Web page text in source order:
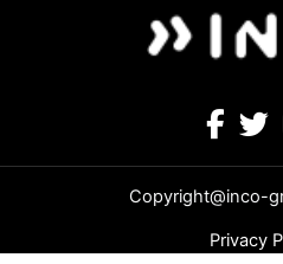
Copyright@inco-
Privacy